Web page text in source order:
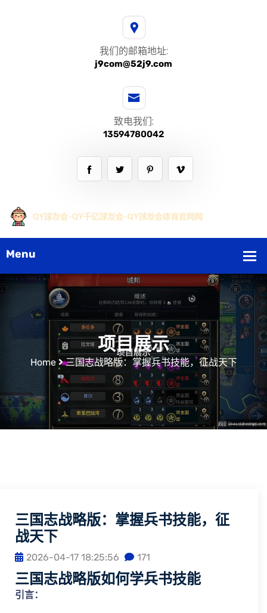
我们的邮箱地址:
j9com@52j9.com
致电我们:
13594780042
项目展示
Home 三国志战略版：掌握兵书技能，征战天下
三国志战略版：掌握兵书技能，征
战天下
2026-04-17 18:25:56 171
三国志战略版如何学兵书技能
引言：